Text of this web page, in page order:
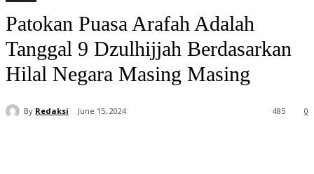
Patokan Puasa Arafah Adalah
Tanggal 9 Dzulhijjah Berdasarkan
Hilal Negara Masing Masing
By Redaksi June 15, 2024 0
485